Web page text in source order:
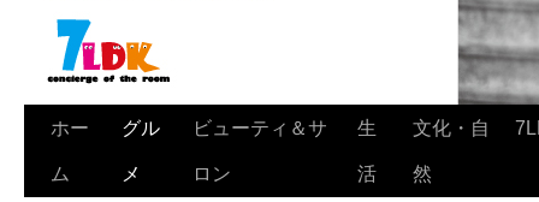
ホー
ム
グル
メ
ビューティ＆サ
ロン
生
活
文化・自
然